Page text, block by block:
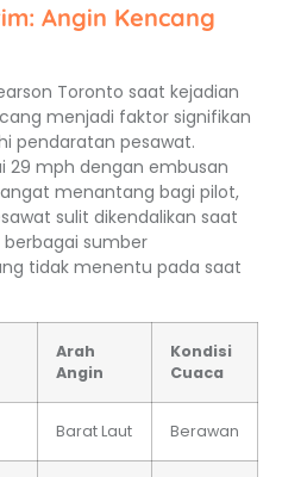
Angin Kencang
Toronto saat kejadian
menjadi faktor signifikan
pendaratan pesawat.
29 mph dengan embusan
menantang bagi pilot,
sulit dikendalikan saat
sumber
tidak menentu pada saat
Arah
Angin
Kondisi
Cuaca
Barat Laut Berawan